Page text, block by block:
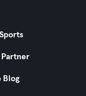
Partner
Blog